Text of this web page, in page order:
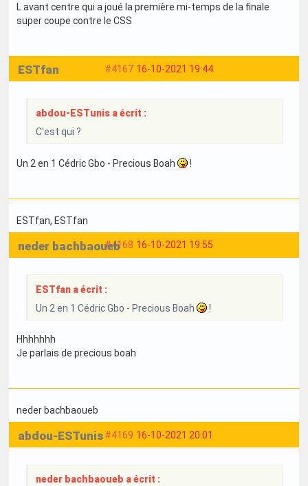
L avant centre qui a joué la première mi-temps de la finale
super coupe contre le CSS
#4167 16-10-2021 19:44
ESTfan
abdou-ESTunis a écrit :
C'est qui ?
Un 2 en 1 Cédric Gbo - Precious Boah !
ESTfan, ESTfan
#4168 16-10-2021 19:55
neder bachbaoueb
ESTfan a écrit :
Un 2 en 1 Cédric Gbo - Precious Boah
!
Hhhhhhh
Je parlais de precious boah
neder bachbaoueb
#4169 16-10-2021 20:01
abdou-ESTunis
neder bachbaoueb a écrit :